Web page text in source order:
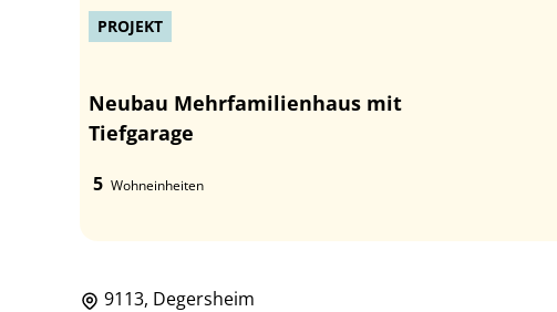
PROJEKT
Neubau Mehrfamilienhaus mit
Tiefgarage
5 Wohneinheiten
9113, Degersheim